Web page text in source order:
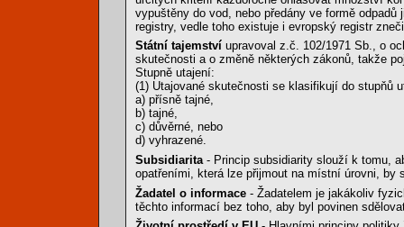
vypuštěny do vod, nebo předány ve formě
registry, vedle toho existuje i evropský registr
Státní tajemství upravoval z.č. 102/1971 Sb., o
skutečnosti a o změně některých zákonů, takže
Stupně utajení:
(1) Utajované skutečnosti se klasifikují do stupňů
a) přísně tajné,
b) tajné,
c) důvěrné, nebo
d) vyhrazené.
Subsidiarita - Princip subsidiarity slouží k tomu,
opatřeními, která lze přijmout na místní úrovni, by
Žadatel o informace - Žadatelem je jakákoliv
těchto informací bez toho, aby byl povinen